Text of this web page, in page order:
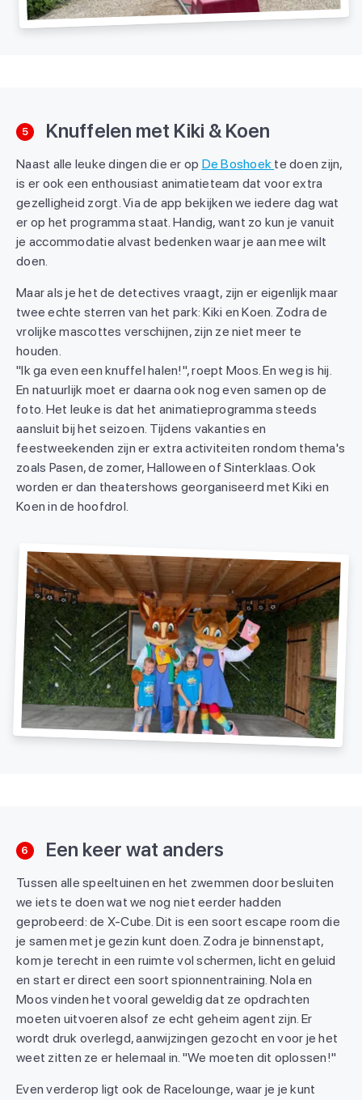
5 Knuffelen met Kiki & Koen
Naast alle leuke dingen die er op De Boshoek te doen zijn,
is er ook een enthousiast animatieteam dat voor extra
gezelligheid zorgt. Via de app bekijken we iedere dag wat
er op het programma staat. Handig, want zo kun je vanuit
je accommodatie alvast bedenken waar je aan mee wilt
doen.
Maar als je het de detectives vraagt, zijn er eigenlijk maar
twee echte sterren van het park: Kiki en Koen. Zodra de
vrolijke mascottes verschijnen, zijn ze niet meer te
houden.
"Ik ga even een knuffel halen!", roept Moos. En weg is hij.
En natuurlijk moet er daarna ook nog even samen op de
foto. Het leuke is dat het animatieprogramma steeds
aansluit bij het seizoen. Tijdens vakanties en
feestweekenden zijn er extra activiteiten rondom thema's
zoals Pasen, de zomer, Halloween of Sinterklaas. Ook
worden er dan theatershows georganiseerd met Kiki en
Koen in de hoofdrol.
6 Een keer wat anders
Tussen alle speeltuinen en het zwemmen door besluiten
we iets te doen wat we nog niet eerder hadden
geprobeerd: de X-Cube. Dit is een soort escape room die
je samen met je gezin kunt doen. Zodra je binnenstapt,
kom je terecht in een ruimte vol schermen, licht en geluid
en start er direct een soort spionnentraining. Nola en
Moos vinden het vooral geweldig dat ze opdrachten
moeten uitvoeren alsof ze echt geheim agent zijn. Er
wordt druk overlegd, aanwijzingen gezocht en voor je het
weet zitten ze er helemaal in. "We moeten dit oplossen!"
Even verderop ligt ook de Racelounge, waar je je kunt